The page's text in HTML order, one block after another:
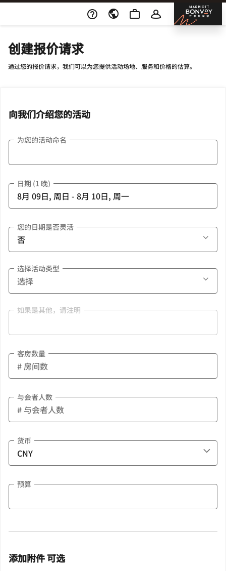
Skip To Content 邦
创建报价请求
通过您的报价请求，我们可以为您提供活动场地、服务和价格的估算。
向我们介绍您的活动
为您的活动命名
日期 (1 晚)
您的日期是否灵活
选择活动类型
如果是其他，请注明
客房数量
与会者人数
货币
预算
添加附件 可选